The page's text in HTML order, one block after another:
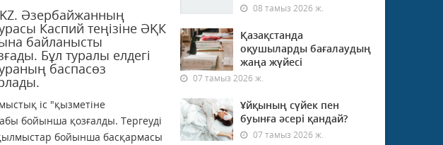
Әзербайжанның
Каспий теңізіне ӘҚК
байланысты
Бұл туралы елдегі
баспасөз
іс "қызметіне
бойынша қозғалды. Тергеуді
бойынша басқармасы
08 тамыз 2026 ж.
Қазақстанда
оқушыларды бағалаудың
жаңа жүйесі
07 тамыз 2026 ж.
Ұйқының сүйек пен
буынға әсері қандай?
07 тамыз 2026 ж.